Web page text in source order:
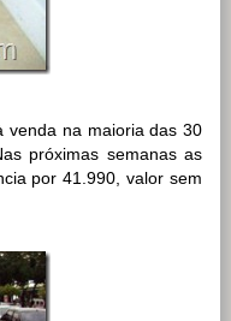
venda na maioria das 30
próximas semanas as
por 41.990, valor sem